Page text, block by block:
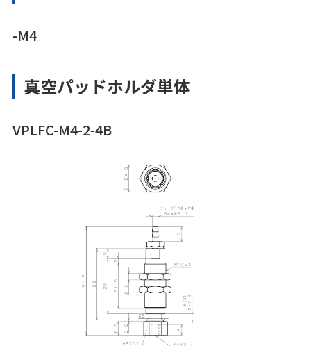
-M4
真空パッドホルダ単体
VPLFC-M4-2-4B